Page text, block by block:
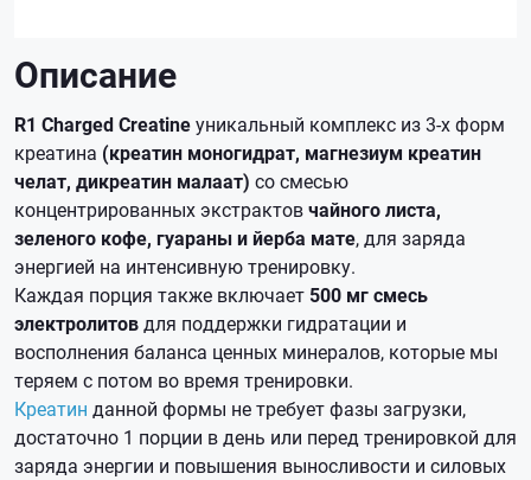
Описание
R1 Charged Creatineуникальный комплекс из 3-х форм
креатина (креатин моногидрат, магнезиум креатин
челат, дикреатин малаат) со смесью
концентрированных экстрактовчайного листа,
зеленого кофе, гуараны и йерба мате, для заряда
энергией на интенсивную тренировку.
Каждая порция также включает 500 мг смесь
электролитовдля поддержки гидратации и
восполнения баланса ценных минералов, которые мы
теряем с потом во время тренировки.
Креатин данной формы не требует фазы загрузки,
достаточно 1 порции в день или перед тренировкой для
заряда энергии и повышения выносливости и силовых